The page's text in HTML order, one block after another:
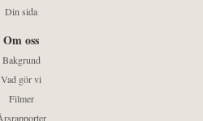
Din sida
Om oss
Bakgrund
Vad gör vi
Filmer